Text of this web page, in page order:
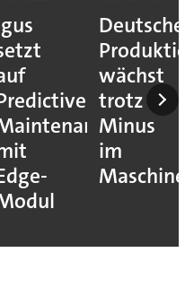
Deutsche
wächst
trotz
Minus
im